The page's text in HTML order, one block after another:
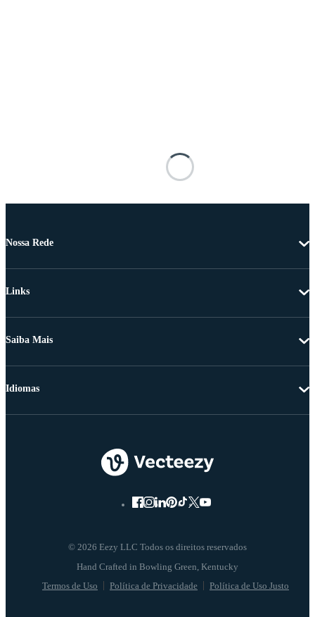
Nossa Rede
Links
Saiba Mais
© 2026 Eezy LLC Todos os direitos reservados
Termos de Uso Política de Privacidade Política de Uso Justo
Idiomas